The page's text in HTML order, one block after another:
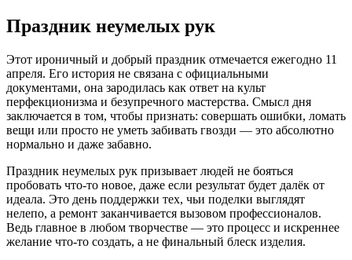
Праздник неумелых рук
Этот ироничный и добрый праздник отмечается ежегодно 11
апреля. Его история не связана с официальными
документами, она зародилась как ответ на культ
перфекционизма и безупречного мастерства. Смысл дня
заключается в том, чтобы признать: совершать ошибки, ломать
вещи или просто не уметь забивать гвозди — это абсолютно
нормально и даже забавно.
Праздник неумелых рук призывает людей не бояться
пробовать что-то новое, даже если результат будет далёк от
идеала. Это день поддержки тех, чьи поделки выглядят
нелепо, а ремонт заканчивается вызовом профессионалов.
Ведь главное в любом творчестве — это процесс и искреннее
желание что-то создать, а не финальный блеск изделия.